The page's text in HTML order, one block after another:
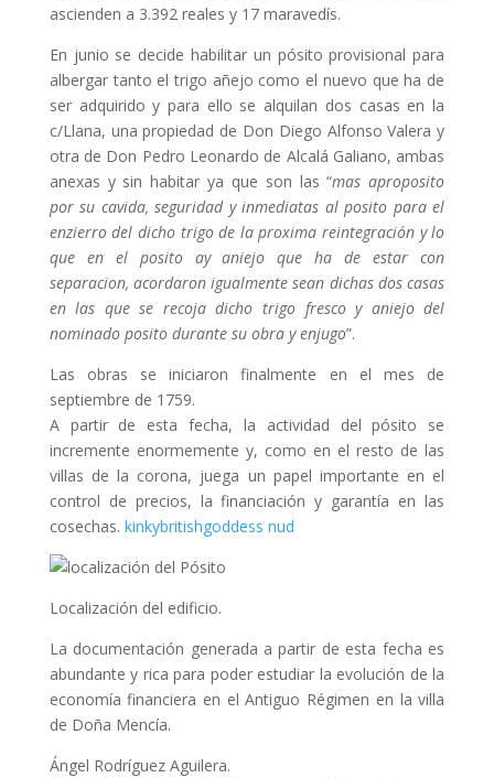
ascienden a 3.392 reales y 17 maravedís.
En junio se decide habilitar un pósito provisional para
albergar tanto el trigo añejo como el nuevo que ha de
ser adquirido y para ello se alquilan dos casas en la
c/Llana, una propiedad de Don Diego Alfonso Valera y
otra de Don Pedro Leonardo de Alcalá Galiano, ambas
anexas y sin habitar ya que son las “mas aproposito
por su cavida, seguridad y inmediatas al posito para el
enzierro del dicho trigo de la proxima reintegración y lo
que en el posito ay aniejo que ha de estar con
separacion, acordaron igualmente sean dichas dos casas
en las que se recoja dicho trigo fresco y aniejo del
nominado posito durante su obra y enjugo”.
Las obras se iniciaron finalmente en el mes de
septiembre de 1759.
A partir de esta fecha, la actividad del pósito se
incremente enormemente y, como en el resto de las
villas de la corona, juega un papel importante en el
control de precios, la financiación y garantía en las
cosechas. kinkybritishgoddess nud
Localización del edificio.
La documentación generada a partir de esta fecha es
abundante y rica para poder estudiar la evolución de la
economía financiera en el Antiguo Régimen en la villa
de Doña Mencía.
Ángel Rodríguez Aguilera.